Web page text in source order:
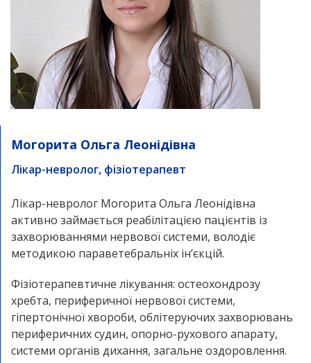
Могорита Ольга Леонідівна
Лікар-невролог, фізіотерапевт
Лікар-невролог Могорита Ольга Леонідівна
активно займається реабілітацією пацієнтів із
захворюваннями нервової системи, володіє
методикою параветебральніх ін’єкцій.
Фізіотерапевтичне лікування: остеохондрозу
хребта, периферичної нервової системи,
гіпертонічної хвороби, облітеруючих захворювань
периферичних судин, опорно-рухового апарату,
системи органів дихання, загальне оздоровлення.